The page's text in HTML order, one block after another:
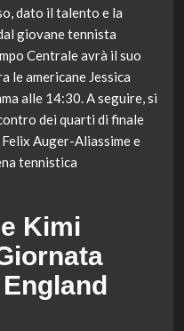
dato il talento e la
giovane tennista
Centrale avrà il suo
le americane Jessica
alle 14:30. A seguire, si
dei quarti di finale
Auger-Aliassime e
tennistica
Kimi